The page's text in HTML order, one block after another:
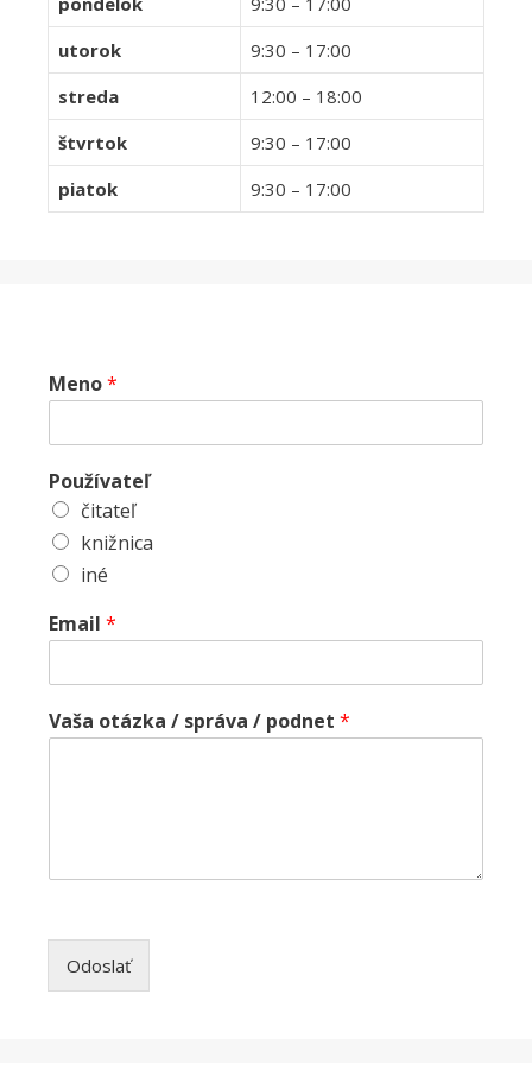
utorok
9:30 – 17:00
streda
12:00 – 18:00
štvrtok
9:30 – 17:00
piatok
9:30 – 17:00
Meno*
Používateľ
čitateľ
knižnica
iné
Email *
Vaša otázka / správa / podnet *
Odoslať